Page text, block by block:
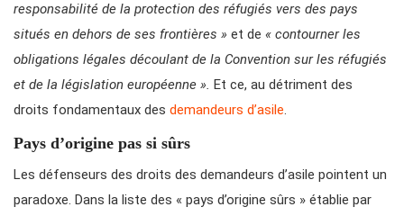
responsabilité de la protection des réfugiés vers des pays
situés en dehors de ses frontières » et de « contourner les
obligations légales découlant de la Convention sur les réfugiés
et de la législation européenne ». Et ce, au détriment des
droits fondamentaux des demandeurs d’asile.
Pays d’origine pas si sûrs
Les défenseurs des droits des demandeurs d’asile pointent un
paradoxe. Dans la liste des « pays d’origine sûrs » établie par